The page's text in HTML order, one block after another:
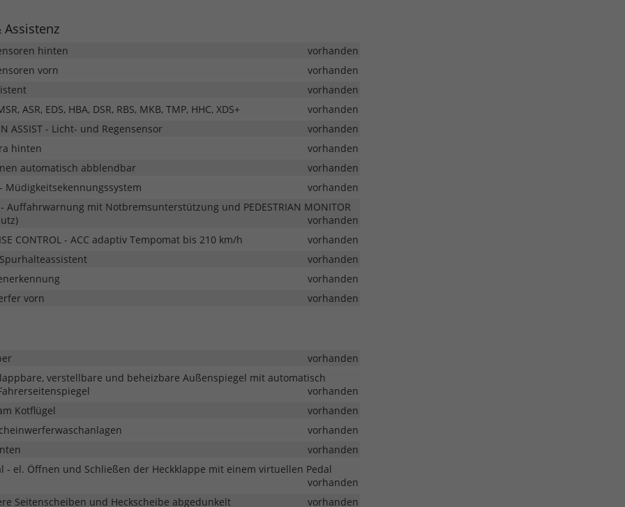
Assistenz
hinten
vorhanden
vorn
vorhanden
vorhanden
ASR, EDS, HBA, DSR, RBS, MKB, TMP, HHC, XDS+
vorhanden
ASSIST - Licht- und Regensensor
vorhanden
hinten
vorhanden
automatisch abblendbar
vorhanden
- Müdigkeitsekennungssystem
vorhanden
- Auffahrwarnung mit Notbremsunterstützung und PEDESTRIAN MONITOR
vorhanden
CONTROL - ACC adaptiv Tempomat bis 210 km/h
vorhanden
Spurhalteassistent
vorhanden
vorhanden
vorn
vorhanden
vorhanden
verstellbare und beheizbare Außenspiegel mit automatisch
vorhanden
Kotflügel
vorhanden
vorhanden
vorhanden
- el. Öffnen und Schließen der Heckklappe mit einem virtuellen Pedal
vorhanden
Seitenscheiben und Heckscheibe abgedunkelt
vorhanden